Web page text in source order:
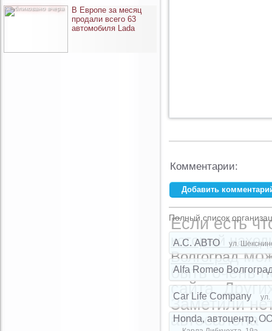
опубликовано вчера
В Европе за месяц
продали всего 63
автомобиля Lada
Комментарии:
Ваше имя:
E-mail:
Комментарий:
Добавить
Полный список
A.C. АВТО ул.
Alfa Romeo
Car Life Company ул.
Honda, автоцентр,
Если есть
который
Волгоград
быть очень
сайта.
Заметили
автосалона